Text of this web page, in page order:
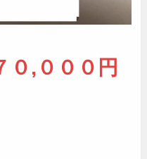
,０００円